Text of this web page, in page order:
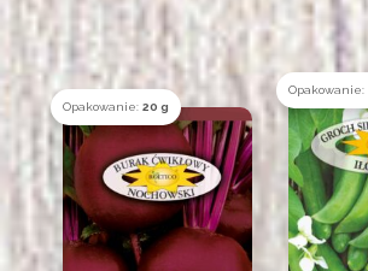
Opakowanie:20 g
Opakowanie: